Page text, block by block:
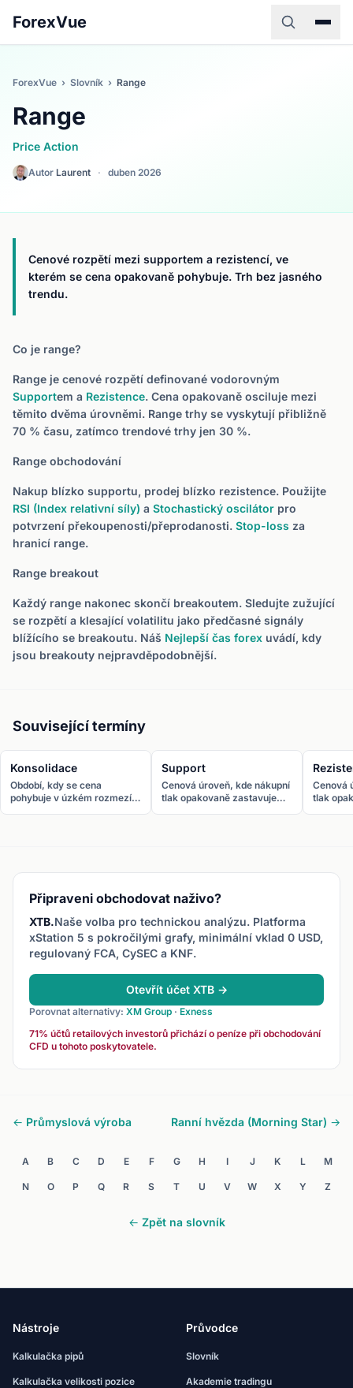
ForexVue
ForexVue › Slovník › Range
Range
Price Action
Autor Laurent · duben 2026
Cenové rozpětí mezi supportem a rezistencí, ve
kterém se cena opakovaně pohybuje. Trh bez jasného
trendu.
Co je range?
Range je cenové rozpětí definované vodorovným
Supportem a Rezistence. Cena opakovaně osciluje mezi
těmito dvěma úrovněmi. Range trhy se vyskytují přibližně
70 % času, zatímco trendové trhy jen 30 %.
Range obchodování
Nakup blízko supportu, prodej blízko rezistence. Použijte
RSI (Index relativní síly) a Stochastický oscilátor pro
potvrzení překoupenosti/přeprodanosti. Stop-loss za
hranicí range.
Range breakout
Každý range nakonec skončí breakoutem. Sledujte zužující
se rozpětí a klesající volatilitu jako předčasné signály
blížícího se breakoutu. Náš Nejlepší čas forex uvádí, kdy
jsou breakouty nejpravděpodobnější.
Související termíny
Konsolidace
Období, kdy se cena
pohybuje v úzkém rozmezí
Support
Cenová úroveň, kde nákupní
tlak opakovaně zastavuje
Cenová
tlak
Připraveni obchodovat naživo?
XTB.Naše volba pro technickou analýzu. Platforma
xStation 5 s pokročilými grafy, minimální vklad 0 USD,
regulovaný FCA, CySEC a KNF.
Otevřít účet XTB →
Porovnat alternativy: XM Group · Exness
71% účtů retailových investorů přichází o peníze při obchodování
CFD u tohoto poskytovatele.
← Průmyslová výroba Ranní hvězda (Morning Star) →
A B C D E F G H I J K L M
N O P Q R S T U V W X Y Z
← Zpět na slovník
Nástroje
Kalkulačka pipů
Kalkulačka velikosti pozice
Průvodce
Slovník
Akademie tradingu